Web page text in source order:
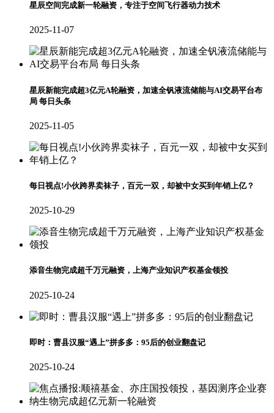
星辰空间完成新一轮融资，专注于空间飞行器动力技术
2025-11-07
星辰新能完成超3亿元A轮融资，加速全钒液流储能与AI交易平台布
局 每日头条
2025-11-05
每日视点!小伙跨界卖袜子，百元一双，却被中女买到年销上亿？
2025-10-29
添音生物完成超千万元融资，上海产业知识产权基金领投
2025-10-24
即时：曹县汉服“遇上”拼多多：95后的创业翻盘记
2025-10-24